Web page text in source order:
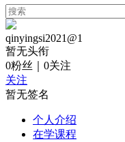
qinyingsi2021@1
暂无头衔
0粉丝 0关注
关注
暂无签名
个人介绍
在学课程